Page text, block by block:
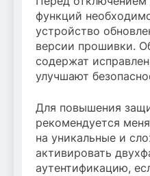
функций
устройство
версии прошивки.
содержат
улучшают
Для повышения
рекомендуется
на уникальные и
активировать
аутентификацию,